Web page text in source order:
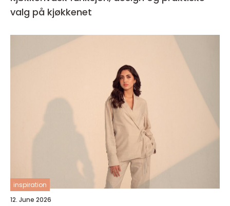
valg på kjøkkenet
inspiration
12. June 2026